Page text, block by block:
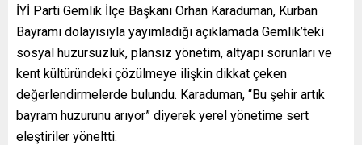
İYİ Parti Gemlik İlçe Başkanı Orhan Karaduman, Kurban
Bayramı dolayısıyla yayımladığı açıklamada Gemlik’teki
sosyal huzursuzluk, plansız yönetim, altyapı sorunları ve
kent kültüründeki çözülmeye ilişkin dikkat çeken
değerlendirmelerde bulundu. Karaduman, “Bu şehir artık
bayram huzurunu arıyor” diyerek yerel yönetime sert
eleştiriler yöneltti.